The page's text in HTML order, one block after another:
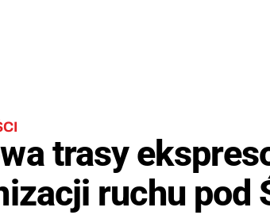
trasy
ruchu pod